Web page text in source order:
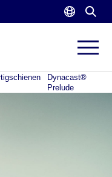
Dynacast®
Prelude